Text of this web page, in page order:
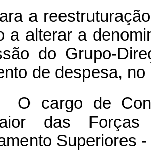
a
a alterar a
do Grupo-
de despesa,
cargo de
das
Superiores